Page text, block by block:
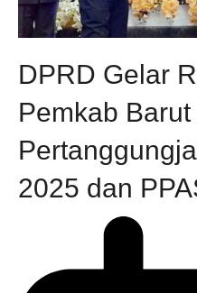
DPRD Gelar
Pemkab
2025 dan